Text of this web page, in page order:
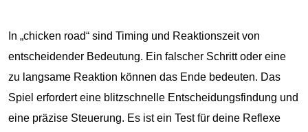
In „chicken road“ sind Timing und Reaktionszeit von
entscheidender Bedeutung. Ein falscher Schritt oder eine
zu langsame Reaktion können das Ende bedeuten. Das
Spiel erfordert eine blitzschnelle Entscheidungsfindung und
eine präzise Steuerung. Es ist ein Test für deine Reflexe